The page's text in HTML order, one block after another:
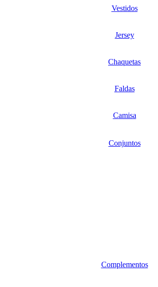
Vestidos
Jersey
Chaquetas
Faldas
Camisa
Conjuntos
Complementos